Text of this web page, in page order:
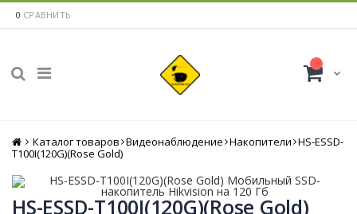
0 СРАВНИТЬ
Главная
Каталог товаров Видеонаблюдение Накопители HS-ESSD-
T100I(120G)(Rose Gold)
HS-ESSD-T100I(120G)(Rose Gold)